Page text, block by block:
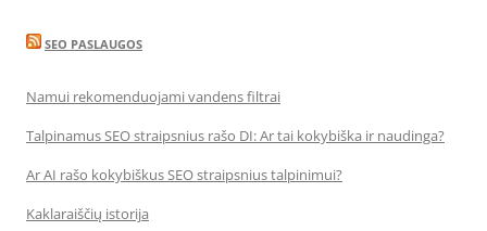
SEO PASLAUGOS
Namui rekomenduojami vandens filtrai
Talpinamus SEO straipsnius rašo DI: Ar tai kokybiška ir naudinga?
Ar AI rašo kokybiškus SEO straipsnius talpinimui?
Kaklaraiščių istorija